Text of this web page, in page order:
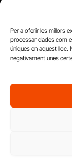
Per a oferir les millors
processar dades com
úniques en aquest
negativament unes